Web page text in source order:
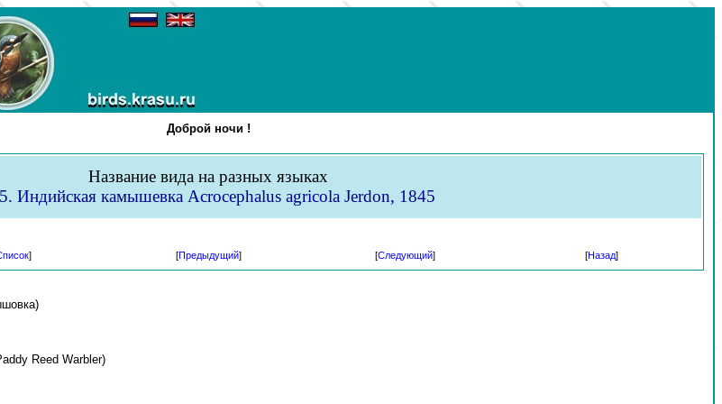
Доброй ночи !
Название вида на разных языках
Индийская камышевка Acrocephalus agricola Jerdon, 1845
] [Предыдущий] [Следующий] [Назад]
Reed Warbler)